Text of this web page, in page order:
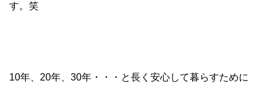
す。笑
10年、20年、30年・・・と長く安心して暮らすために